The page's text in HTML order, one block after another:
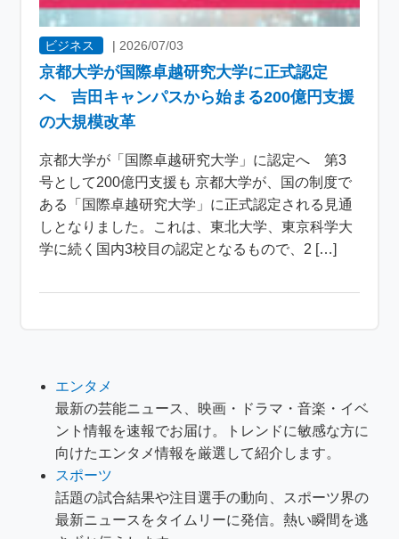
ビジネス |2026/07/03
京都大学が国際卓越研究大学に正式認定
へ 吉田キャンパスから始まる200億円支援
の大規模改革
京都大学が「国際卓越研究大学」に認定へ 第3
号として200億円支援も 京都大学が、国の制度で
ある「国際卓越研究大学」に正式認定される見通
しとなりました。これは、東北大学、東京科学大
学に続く国内3校目の認定となるもので、2 […]
エンタメ
最新の芸能ニュース、映画・ドラマ・音楽・イベ
ント情報を速報でお届け。トレンドに敏感な方に
向けたエンタメ情報を厳選して紹介します。
スポーツ
話題の試合結果や注目選手の動向、スポーツ界の
最新ニュースをタイムリーに発信。熱い瞬間を逃